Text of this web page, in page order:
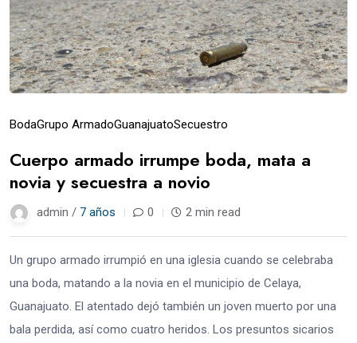
BodaGrupo ArmadoGuanajuatoSecuestro
Cuerpo armado irrumpe boda, mata a
novia y secuestra a novio
admin / 7 años 0 2 min read
Un grupo armado irrumpió en una iglesia cuando se celebraba
una boda, matando a la novia en el municipio de Celaya,
Guanajuato. El atentado dejó también un joven muerto por una
bala perdida, así como cuatro heridos. Los presuntos sicarios